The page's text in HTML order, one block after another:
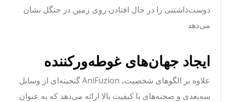
دوست‌داشتنی را در حال افتادن روی زمین در جنگل نشان
می‌دهد
ایجاد جهان‌های غوطه‌ورکننده
علاوه بر الگوهای شخصیت، AniFuzion گنجینه‌ای از وسایل
سه‌بعدی و صحنه‌های با کیفیت بالا ارائه می‌دهد که به عنوان